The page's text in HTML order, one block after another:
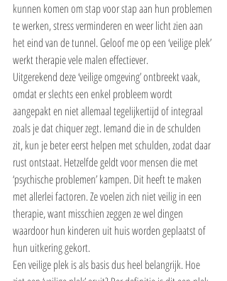
kunnen komen om stap voor stap aan hun problemen
te werken, stress verminderen en weer licht zien aan
het eind van de tunnel. Geloof me op een ‘veilige plek’
werkt therapie vele malen effectiever.
Uitgerekend deze ‘veilige omgeving’ ontbreekt vaak,
omdat er slechts een enkel probleem wordt
aangepakt en niet allemaal tegelijkertijd of integraal
zoals je dat chiquer zegt. Iemand die in de schulden
zit, kun je beter eerst helpen met schulden, zodat daar
rust ontstaat. Hetzelfde geldt voor mensen die met
‘psychische problemen’ kampen. Dit heeft te maken
met allerlei factoren. Ze voelen zich niet veilig in een
therapie, want misschien zeggen ze wel dingen
waardoor hun kinderen uit huis worden geplaatst of
hun uitkering gekort.
Een veilige plek is als basis dus heel belangrijk. Hoe